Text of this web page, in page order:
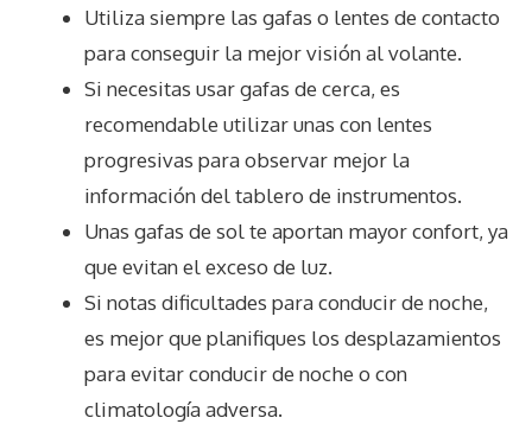
Utiliza siempre las gafas o lentes de contacto
para conseguir la mejor visión al volante.
Si necesitas usar gafas de cerca, es
recomendable utilizar unas con lentes
progresivas para observar mejor la
información del tablero de instrumentos.
Unas gafas de sol te aportan mayor confort, ya
que evitan el exceso de luz.
Si notas dificultades para conducir de noche,
es mejor que planifiques los desplazamientos
para evitar conducir de noche o con
climatología adversa.